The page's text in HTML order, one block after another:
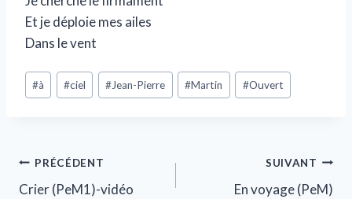
Et je déploie mes ailes
Dans le vent
#à #ciel #Jean-Pierre #Martin #Ouvert
PRÉCÉDENT
Crier (PeM1)-vidéo
SUIVANT
En voyage (PeM)